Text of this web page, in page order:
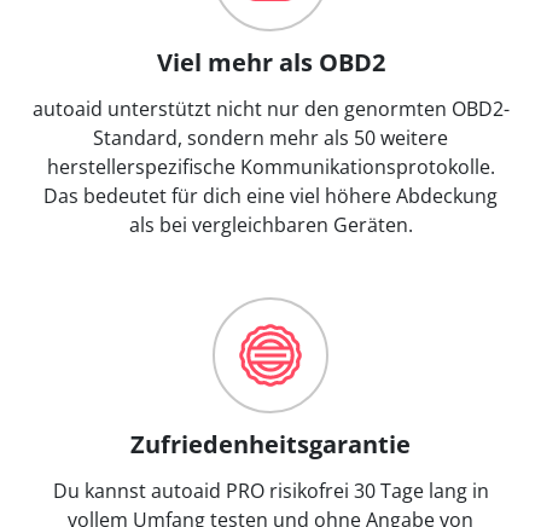
Viel mehr als OBD2
autoaid unterstützt nicht nur den genormten OBD2-
Standard, sondern mehr als 50 weitere
herstellerspezifische Kommunikationsprotokolle.
Das bedeutet für dich eine viel höhere Abdeckung
als bei vergleichbaren Geräten.
Zufriedenheitsgarantie
Du kannst autoaid PRO risikofrei 30 Tage lang in
vollem Umfang testen und ohne Angabe von